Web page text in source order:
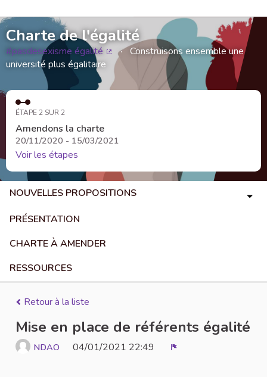
Charte de l'égalité
#pasdesexisme égalité
(Lien externe)
Construisons ensemble une
université plus égalitaire
ÉTAPE 2 SUR 2
Amendons la charte
20/11/2020 - 15/03/2021
Voir les étapes
NOUVELLES PROPOSITIONS
PRÉSENTATION
CHARTE À AMENDER
RESSOURCES
Retour à la liste
Mise en place de référents égalité
NDAO 04/01/2021 22:49